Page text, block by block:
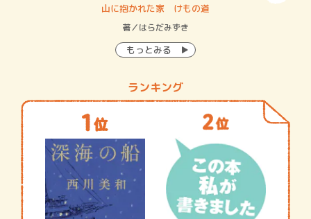
山に抱かれた家 けもの道
著／はらだみずき
もっとみる
ランキング